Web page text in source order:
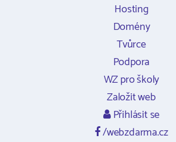
Hosting
Domény
Tvůrce
Podpora
WZ pro školy
Založit web
Přihlásit se
/webzdarma.cz